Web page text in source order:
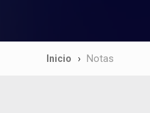
Inicio Notas